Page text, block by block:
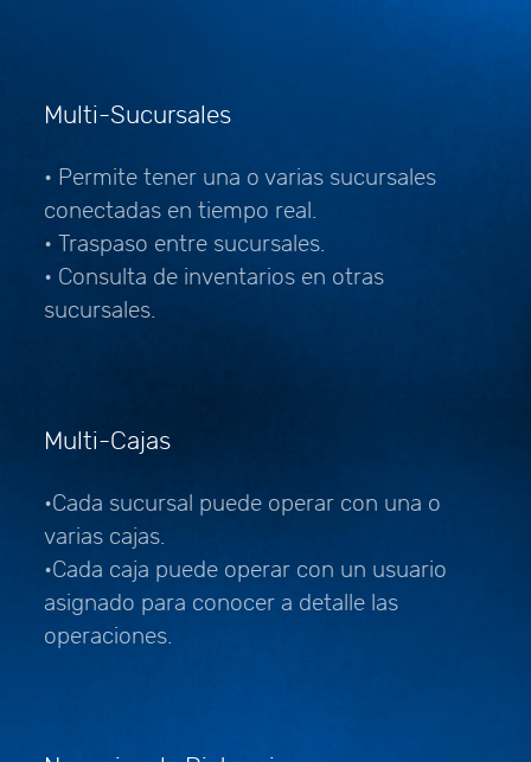
Multi-Sucursales
• Permite tener una o varias sucursales
conectadas en tiempo real.
• Traspaso entre sucursales.
• Consulta de inventarios en otras
sucursales.
Multi-Cajas
•Cada sucursal puede operar con una o
varias cajas.
•Cada caja puede operar con un usuario
asignado para conocer a detalle las
operaciones.